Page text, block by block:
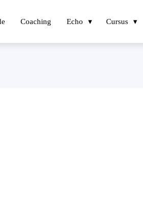
Coaching Echo Cursus